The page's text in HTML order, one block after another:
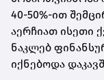
40-50%-ით
აერჩიათ ისეთი
ნაკლებ
იქნებოდა